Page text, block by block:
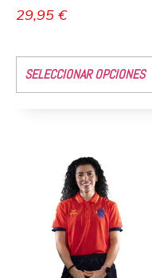
29,95 €
SELECCIONAR OPCIONES